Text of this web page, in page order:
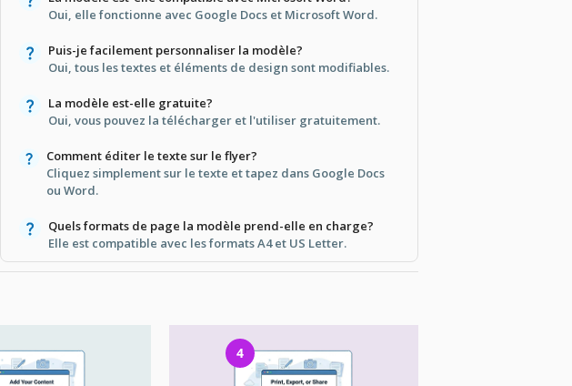
Oui, elle fonctionne avec Google Docs et Microsoft Word.
Puis-je facilement personnaliser la modèle?
Oui, tous les textes et éléments de design sont modifiables.
La modèle est-elle gratuite?
Oui, vous pouvez la télécharger et l'utiliser gratuitement.
Comment éditer le texte sur le flyer?
Cliquez simplement sur le texte et tapez dans Google Docs
ou Word.
Quels formats de page la modèle prend-elle en charge?
Elle est compatible avec les formats A4 et US Letter.
4